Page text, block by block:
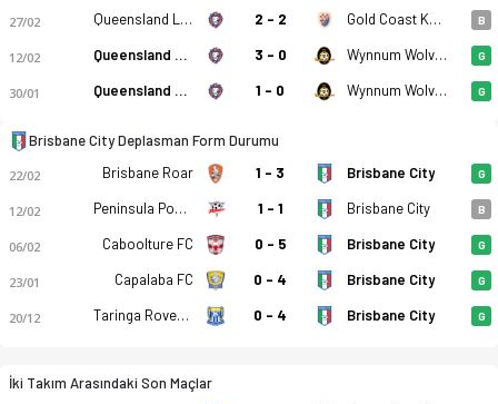
Queensland Lions FC - Brisbane City FC 2-2 bitti. Gol
27/02 Queensland Lions 2 - 2 Gold Coast Knights B
12/02 Queensland Lions 3 - 0 Wynnum Wolves G
30/01 Queensland Lions 1 - 0 Wynnum Wolves G
Brisbane City Deplasman Form Durumu
22/02 Brisbane Roar 1 - 3 Brisbane City G
12/02 Peninsula Power 1 - 1 Brisbane City B
06/02 Caboolture FC 0 - 5 Brisbane City G
23/01 Capalaba FC 0 - 4 Brisbane City G
20/12 Taringa Rovers SFC 0 - 4 Brisbane City G
İki Takım Arasındaki Son Maçlar